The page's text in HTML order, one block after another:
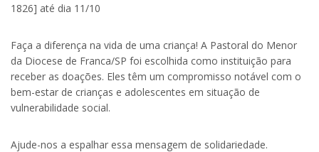
1826] até dia 11/10
Faça a diferença na vida de uma criança! A Pastoral do Menor
da Diocese de Franca/SP foi escolhida como instituição para
receber as doações. Eles têm um compromisso notável com o
bem-estar de crianças e adolescentes em situação de
vulnerabilidade social.
Ajude-nos a espalhar essa mensagem de solidariedade.